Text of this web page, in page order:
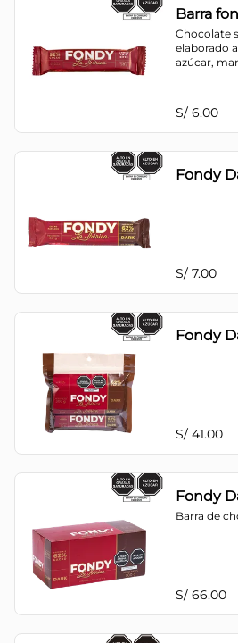
Chocolate
elaborado
azúcar,
S/ 6.00
Fondy
S/ 7.00
Fondy
S/ 41.00
Fondy
Barra de
S/ 66.00